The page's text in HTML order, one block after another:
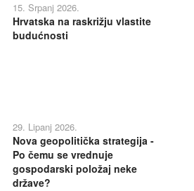
15. Srpanj 2026.
Hrvatska na raskrižju vlastite
budućnosti
29. Lipanj 2026.
Nova geopolitička strategija -
Po čemu se vrednuje
gospodarski položaj neke
države?